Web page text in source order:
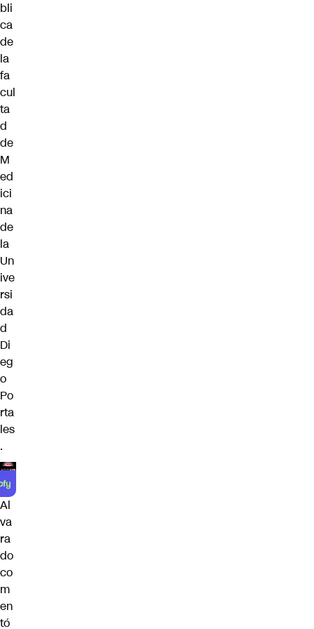
bli
ca
de
la
fa
cul
ta
d
de
M
ed
ici
na
de
la
Un
ive
rsi
da
d
Di
eg
o
Po
rta
les
.
Al
va
ra
do
co
m
en
tó